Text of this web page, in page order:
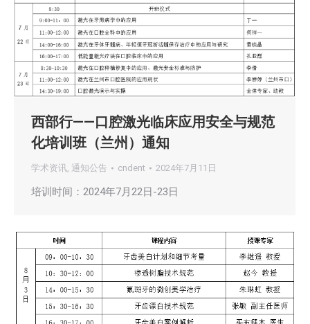
西部行——口腔激光临床应用安全与规范
化培训班（兰州）通知
学术资讯, 通知公告 cndent 2024年7月11日
培训时间：2024年7月22日-23日